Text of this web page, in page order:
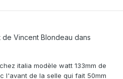
de Vincent Blondeau dans
italia modèle watt 133mm de
l'avant de la selle qui fait 50mm